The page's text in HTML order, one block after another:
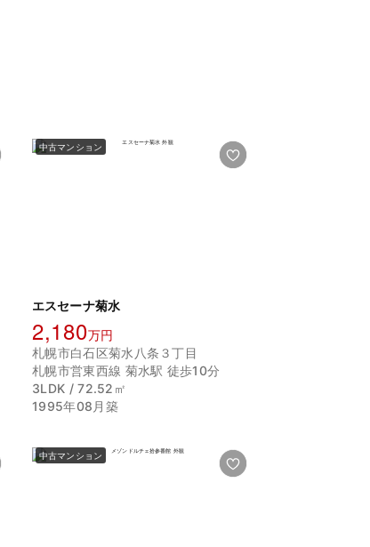
中古マンション
エスセーナ菊水
2,180万円
札幌市白石区菊水八条３丁目
札幌市営東西線 菊水駅 徒歩10分
3LDK / 72.52㎡
1995年08月築
中古マンション